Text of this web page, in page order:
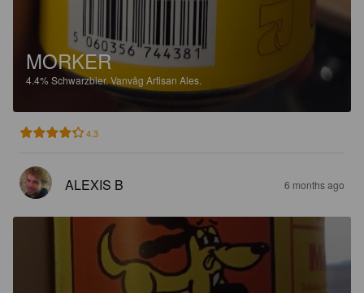
MORKER
4.4%Schwarzbier.Vanvåg Artisan Ales.
4.3
ALEXIS B 6 months ago